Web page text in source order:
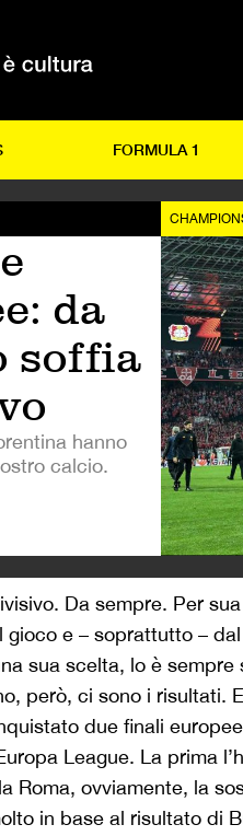
FORMULA 1
da
soffia
hanno
calcio.
Da sempre. Per
e – soprattutto –
sua scelta, lo è sempre
però, ci sono i risultati.
due finali
League. La prima
Roma, ovviamente, la
in base al risultato di